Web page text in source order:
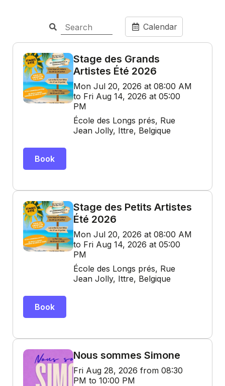
Calendar
Stage des Grands
Artistes Été 2026
Mon Jul 20, 2026 at 08:00 AM
to Fri Aug 14, 2026 at 05:00
PM
École des Longs prés, Rue
Jean Jolly, Ittre, Belgique
Book
Stage des Petits Artistes
Été 2026
Mon Jul 20, 2026 at 08:00 AM
to Fri Aug 14, 2026 at 05:00
PM
École des Longs prés, Rue
Jean Jolly, Ittre, Belgique
Book
Nous sommes Simone
Fri Aug 28, 2026 from 08:30
PM to 10:00 PM